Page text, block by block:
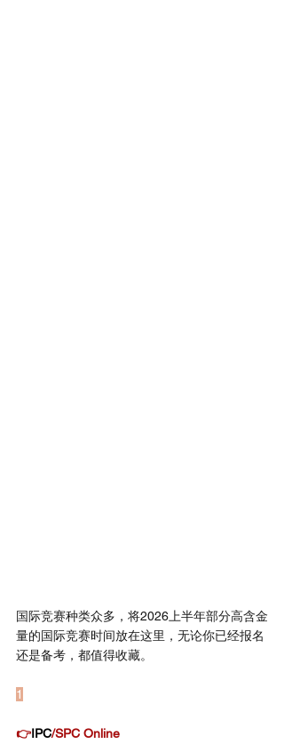
国际竞赛种类众多，将2026上半年部分高含金
量的国际竞赛时间放在这里，无论你已经报名
还是备考，都值得收藏。
1
👉IPC/SPC Online